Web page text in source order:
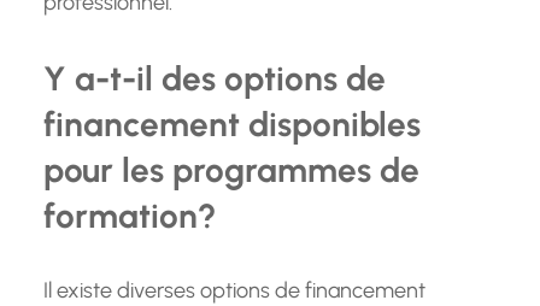
Y a-t-il des options de
financement disponibles
pour les programmes de
formation?
Il existe diverses options de financement